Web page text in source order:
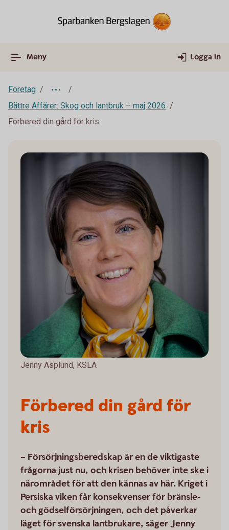
Meny Logga in
Företag
Bättre Affärer: Skog och lantbruk – maj 2026
Förbered din gård för kris
Förbered din gård för
kris
– Försörjningsberedskap är en de viktigaste
frågorna just nu, och krisen behöver inte ske i
närområdet för att den kännas av här. Kriget i
Persiska viken får konsekvenser för bränsle-
och gödselförsörjningen, och det påverkar
läget för svenska lantbrukare, säger Jenny
Jenny Asplund, KSLA